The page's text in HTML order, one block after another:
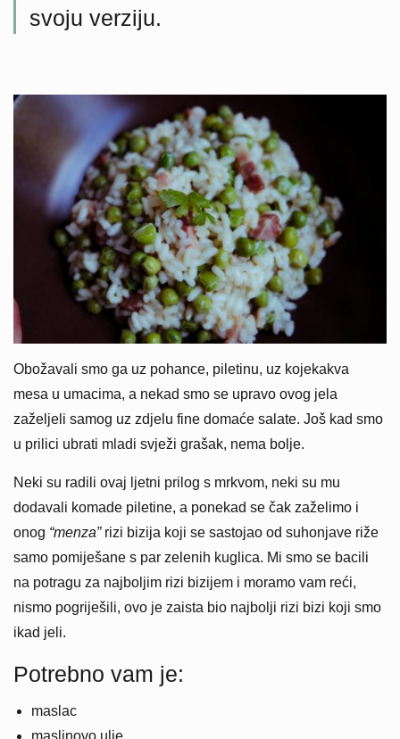
svoju verziju.
Obožavali smo ga uz pohance, piletinu, uz kojekakva
mesa u umacima, a nekad smo se upravo ovog jela
zaželjeli samog uz zdjelu fine domaće salate. Još kad smo
u prilici ubrati mladi svježi grašak, nema bolje.
Neki su radili ovaj ljetni prilog s mrkvom, neki su mu
dodavali komade piletine, a ponekad se čak zaželimo i
onog “menza”rizi bizija koji se sastojao od suhonjave riže
samo pomiješane s par zelenih kuglica. Mi smo se bacili
na potragu za najboljim rizi bizijem i moramo vam reći,
nismo pogriješili, ovo je zaista bio najbolji rizi bizi koji smo
ikad jeli.
Potrebno vam je:
maslac
maslinovo ulje